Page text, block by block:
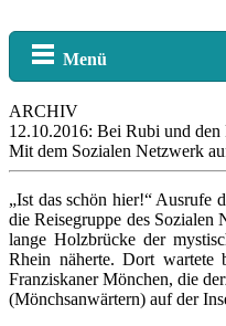
Menü
ARCHIV
12.10.2016: Bei Rubi und den
Mit dem Sozialen Netzwerk
„Ist das schön hier!“ Ausrufe
die Reisegruppe des Sozialen
lange Holzbrücke der
Rhein näherte. Dort wartete
Franziskaner Mönchen, die
(Mönchsanwärtern) auf der